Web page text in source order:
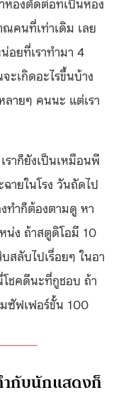
คนที่เท่าเดิม เลย
อยที่เราทำมา 4
ะเกิดอะไรขึ้นบ้าง
ายๆ คนนะ แต่เรา
าก็ยังเป็นเหมือนพี
ายในโรง วันถัดไป
ทำก็ต้องตามดู หา
น่ง ถ้าสตูดิโอมี 10
สลับไปเรื่อยๆ ในอา
ชคดีนะที่กูชอบ ถ้า
ซัฟเฟอร์ขั้น 100
ำกับนักแสดงก็